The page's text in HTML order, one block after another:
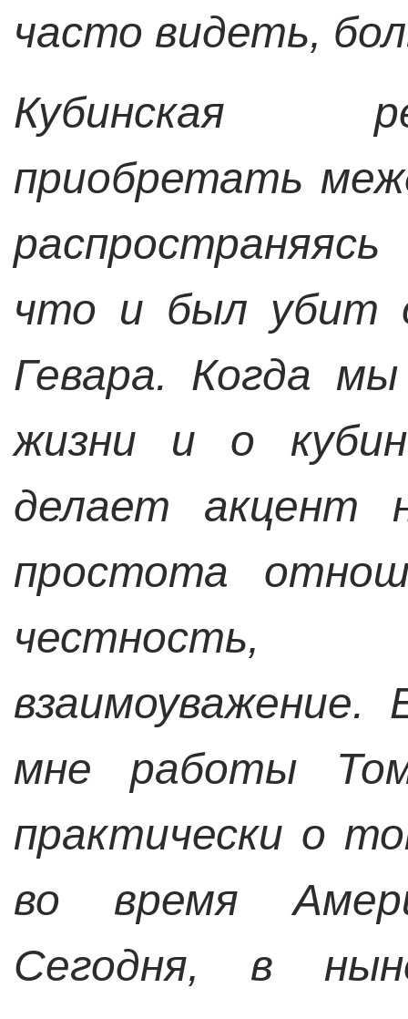
часто видеть,
Кубинская
приобретать
что и был убит
Гевара. Когда
жизни и о
делает акцент
простота
честность,
мне работы
практически о
во время
Сегодня, в